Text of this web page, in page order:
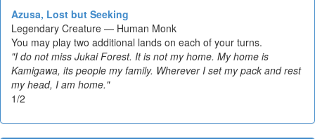
Azusa, Lost but Seeking
Legendary Creature — Human Monk
You may play two additional lands on each of your turns.
"I do not miss Jukai Forest. It is not my home. My home is
Kamigawa, its people my family. Wherever I set my pack and rest
my head, I am home."
1/2